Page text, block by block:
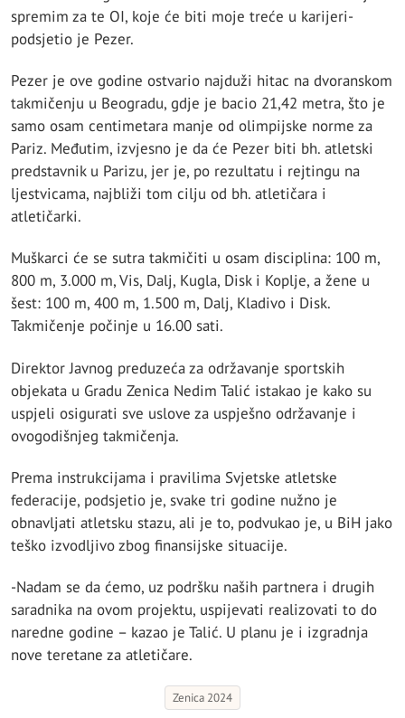
spremim za te OI, koje će biti moje treće u karijeri-
podsjetio je Pezer.
Pezer je ove godine ostvario najduži hitac na dvoranskom
takmičenju u Beogradu, gdje je bacio 21,42 metra, što je
samo osam centimetara manje od olimpijske norme za
Pariz. Međutim, izvjesno je da će Pezer biti bh. atletski
predstavnik u Parizu, jer je, po rezultatu i rejtingu na
ljestvicama, najbliži tom cilju od bh. atletičara i
atletičarki.
Muškarci će se sutra takmičiti u osam disciplina: 100 m,
800 m, 3.000 m, Vis, Dalj, Kugla, Disk i Koplje, a žene u
šest: 100 m, 400 m, 1.500 m, Dalj, Kladivo i Disk.
Takmičenje počinje u 16.00 sati.
Direktor Javnog preduzeća za održavanje sportskih
objekata u Gradu Zenica Nedim Talić istakao je kako su
uspjeli osigurati sve uslove za uspješno održavanje i
ovogodišnjeg takmičenja.
Prema instrukcijama i pravilima Svjetske atletske
federacije, podsjetio je, svake tri godine nužno je
obnavljati atletsku stazu, ali je to, podvukao je, u BiH jako
teško izvodljivo zbog finansijske situacije.
-Nadam se da ćemo, uz podršku naših partnera i drugih
saradnika na ovom projektu, uspijevati realizovati to do
naredne godine – kazao je Talić. U planu je i izgradnja
nove teretane za atletičare.
Zenica 2024